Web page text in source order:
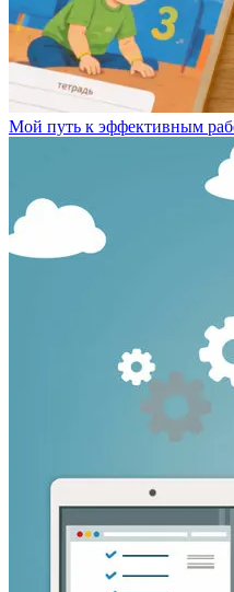
Мой путь к эффективным